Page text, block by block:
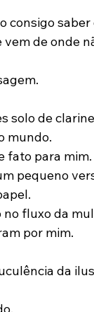
consigo
de onde
solo de
mundo.
fato para mim.
pequeno
fluxo da
por mim.
da